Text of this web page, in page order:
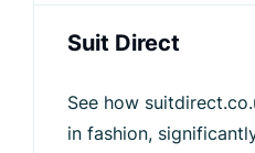
Suit Direct
See how
in fashion,